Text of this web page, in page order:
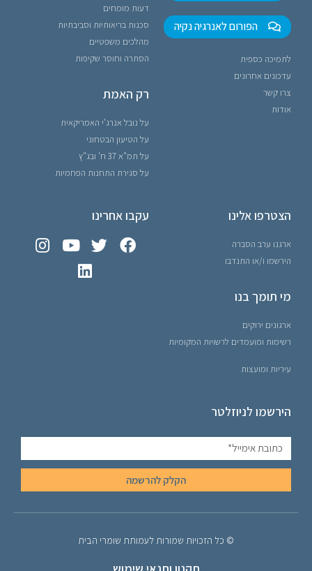
הפורום לאנרגיה נקיה
לתמיכה כספית
עדכונים אחרונים
צרו קשר
אודות
דעות מומחים
סכנות בריאותיות וסביבתיות
מהלכים משפטיים
הסתרה וחוסר שקיפות
רק האמת
על נובל אנרג'י האמריקאית
על הטיעון הבטחוני
על תמ"א 37 ח' ובג"ץ
על סגירת התחנות הפחמיות
הצטרפו אלינו
ארגנו ערב הסברה
הירשמו ו/או התנדבו
מי תומך בנו
ארגונים ירוקים
רשימות ומועמדים לרשויות המקומיות
עיריות ומועצות
עקבו אחרינו
הירשמו לניוזלטר
הקלק להרשמה
© כל הזכויות שמורות לעמותת שומרי הבית